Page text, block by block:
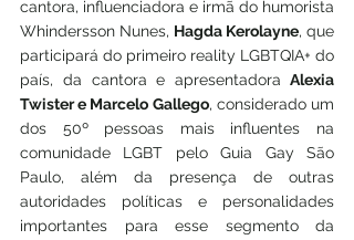
cantora, influenciadora e irmã do humorista
Whindersson Nunes, Hagda Kerolayne, que
participará do primeiro reality LGBTQIA+ do
país, da cantora e apresentadora Alexia
Twister e Marcelo Gallego, considerado um
dos 50º pessoas mais influentes na
comunidade LGBT pelo Guia Gay São
Paulo, além da presença de outras
autoridades políticas e personalidades
importantes para esse segmento da